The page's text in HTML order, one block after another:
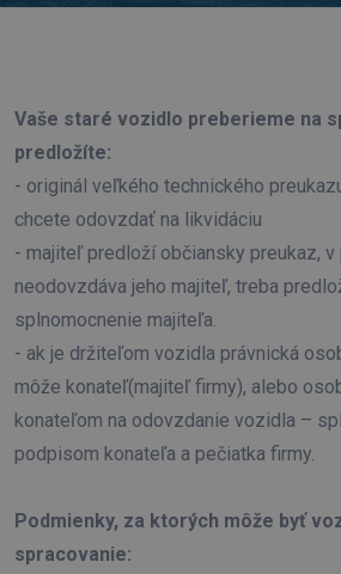
Vaše staré vozidlo preberieme na
predložíte:
- originál veľkého technického
chcete odovzdať na likvidáciu
- majiteľ predloží občiansky preukaz,
neodovzdáva jeho majiteľ, treba
splnomocnenie majiteľa.
- ak je držiteľom vozidla právnická
môže konateľ(majiteľ firmy), alebo
konateľom na odovzdanie vozidla –
podpisom konateľa a pečiatka firmy.
Podmienky, za ktorých môže byť
spracovanie: